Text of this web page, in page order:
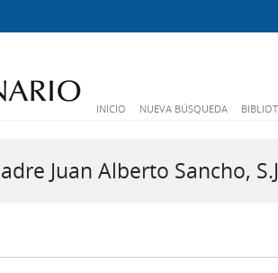
INICIO NUEVA BÚSQUEDA
Juan Alberto Sancho,